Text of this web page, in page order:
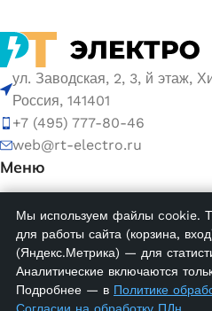
ул. Заводская, 2, 3, й этаж,
Россия, 141401
+7 (495) 777-80-46
web@rt-electro.ru
Меню
© 2026 ООО «РТ
Политика обработки
Мы используем файлы cookie.
для работы сайта (корзина,
(Яндекс.Метрика) — для
Аналитические включаются
Подробнее — в Политике